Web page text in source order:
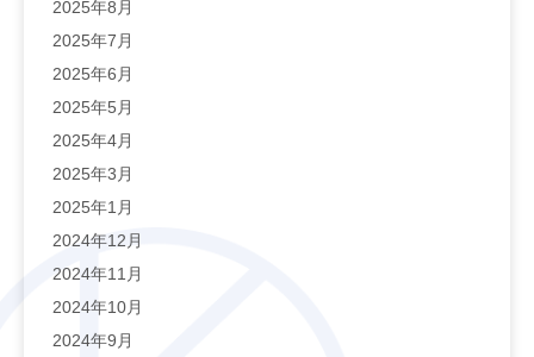
2025年8月
2025年7月
2025年6月
2025年5月
2025年4月
2025年3月
2025年1月
2024年12月
2024年11月
2024年10月
2024年9月